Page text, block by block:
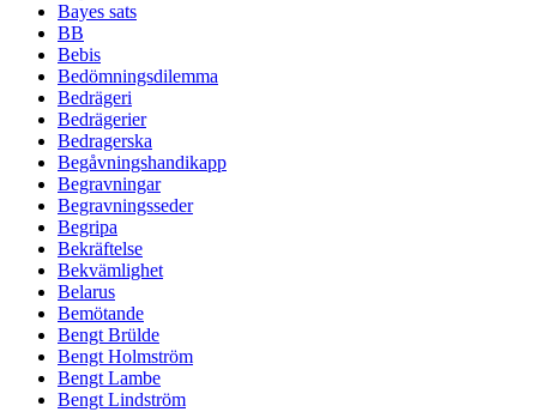
Bayes sats
BB
Bebis
Bedömningsdilemma
Bedrägeri
Bedrägerier
Bedragerska
Begåvningshandikapp
Begravningar
Begravningsseder
Begripa
Bekräftelse
Bekvämlighet
Belarus
Bemötande
Bengt Brülde
Bengt Holmström
Bengt Lambe
Bengt Lindström